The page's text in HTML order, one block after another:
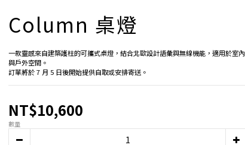
Column 桌燈
一款靈感來自建築護柱的可攜式桌燈，結合北歐設計語彙與無線機能，適用於室內
與戶外空間。
訂單將於 7 月 5 日後開始提供自取或安排寄送。
NT$10,600
數量